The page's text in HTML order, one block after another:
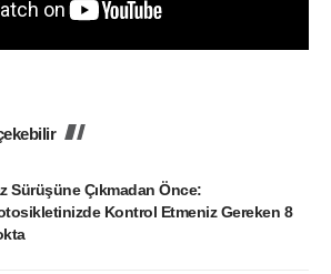
Sürüşüne Çıkmadan Önce:
Kontrol Etmeniz Gereken 8